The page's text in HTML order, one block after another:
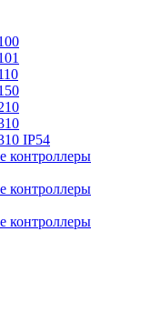
IP54
контроллеры
контроллеры
контроллеры